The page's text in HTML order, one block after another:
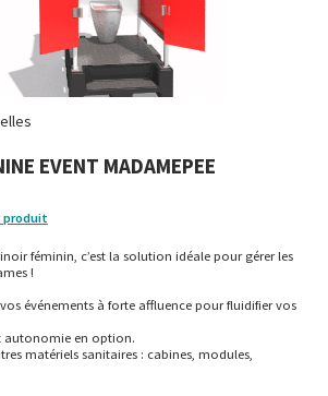
EVENT MADAMEPEE
produit
féminin, c’est la solution idéale pour gérer les
!
événements à forte affluence pour fluidifier vos
autonomie en option.
matériels sanitaires : cabines, modules,